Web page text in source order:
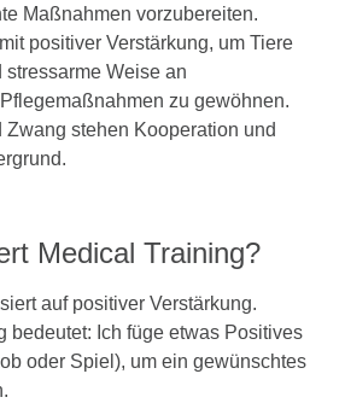
Maßnahmen vorzubereiten.
positiver Verstärkung, um Tiere
Weise an
zu gewöhnen.
Zwang stehen Kooperation und
Medical Training?
auf positiver Verstärkung.
bedeutet: Ich füge etwas Positives
oder Spiel), um ein gewünschtes